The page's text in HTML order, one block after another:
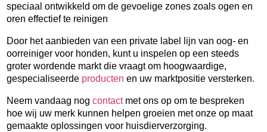
speciaal ontwikkeld om de gevoelige zones zoals ogen en
oren effectief te reinigen
oorreiniger voor honden, kunt u inspelen op een steeds
gespecialiseerde producten en uw marktpositie versterken.
Neem vandaag nog contact met ons op om te bespreken
hoe wij uw merk kunnen helpen groeien met onze op maat
gemaakte oplossingen voor huisdierverzorging.